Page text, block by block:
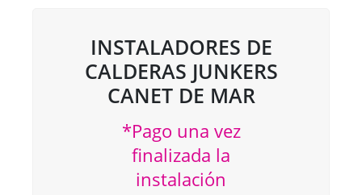
INSTALADORES DE
CALDERAS JUNKERS
CANET DE MAR
*Pago una vez
finalizada la
instalación